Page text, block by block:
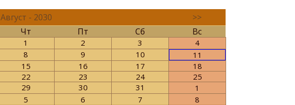
Август - 2030
>>
Чт Пт Сб Вс
1 2 3
4
8 9 10
11
15 16 17
18
22 23 24
25
29 30 31
1
5 6 7 8